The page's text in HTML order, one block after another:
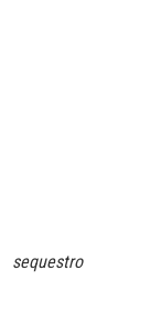
sequestro